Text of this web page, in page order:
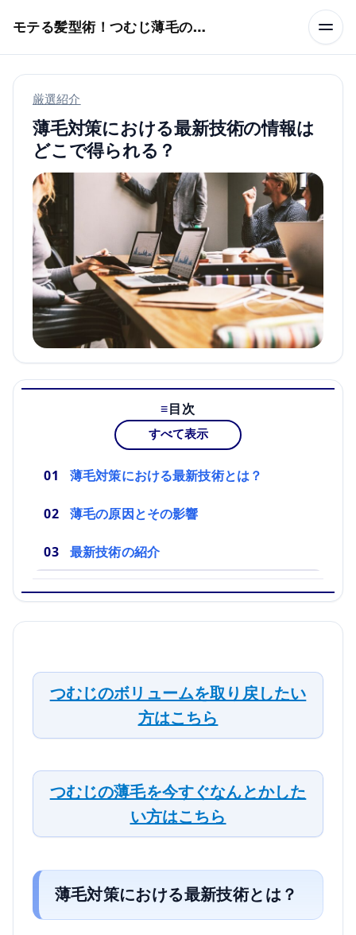
モテる髪型術！つむじ薄毛の隠し方
厳選紹介
薄毛対策における最新技術の情報は
どこで得られる？
目次
すべて表示
薄毛対策における最新技術とは？
薄毛の原因とその影響
最新技術の紹介
つむじのボリュームを取り戻したい
方はこちら
つむじの薄毛を今すぐなんとかした
い方はこちら
薄毛対策における最新技術とは？